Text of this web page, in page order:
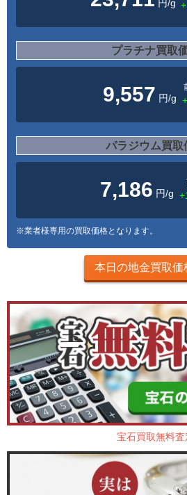
円/g
プラチナ買取
9,557 円/g
パラジウム買取
7,186 円/g
※業者様専用の買取価格となります。
本日の地金買取価
宝石買取無料査